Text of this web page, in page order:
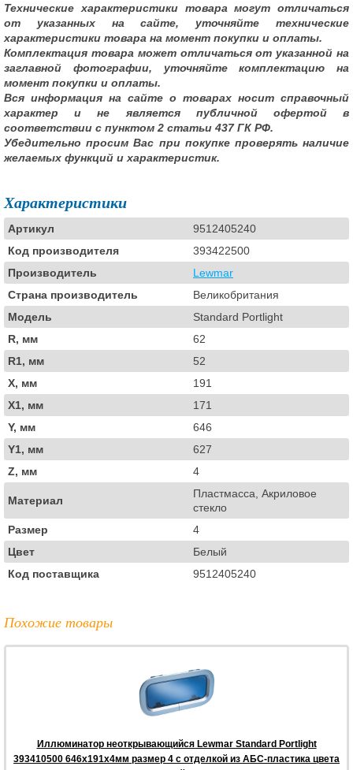
Технические характеристики товара могут отличаться
от указанных на сайте, уточняйте технические
характеристики товара на момент покупки и оплаты.
Комплектация товара может отличаться от указанной на
заглавной фотографии, уточняйте комплектацию на
момент покупки и оплаты.
Вся информация на сайте о товарах носит справочный
характер и не является публичной офертой в
соответствии с пунктом 2 статьи 437 ГК РФ.
Убедительно просим Вас при покупке проверять наличие
желаемых функций и характеристик.
Характеристики
Артикул
9512405240
Код производителя
393422500
Производитель
Lewmar
Страна производитель
Великобритания
Модель
Standard Portlight
R, мм
62
R1, мм
52
X, мм
191
X1, мм
171
Y, мм
646
Y1, мм
627
Z, мм
4
Материал
Пластмасса, Акриловое
стекло
Размер
4
Цвет
Белый
Код поставщика
9512405240
Похожие товары
Иллюминатор неоткрывающийся Lewmar Standard Portlight
393410500 646x191x4мм размер 4 с отделкой из АБС-пластика цвета